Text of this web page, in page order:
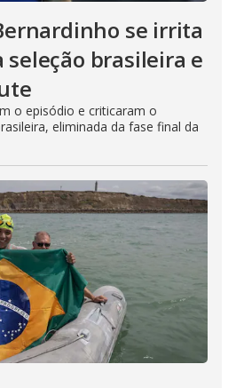
Bernardinho se irrita
seleção brasileira e
o episódio e criticaram o
eliminada da fase final da